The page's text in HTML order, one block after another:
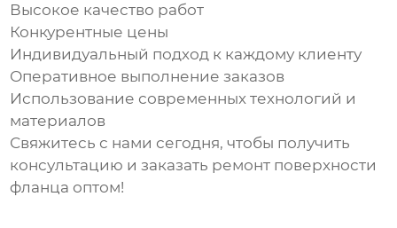
Высокое качество работ
Конкурентные цены
Индивидуальный подход к каждому клиенту
Оперативное выполнение заказов
Использование современных технологий и
материалов
Свяжитесь с нами сегодня, чтобы получить
консультацию и заказать ремонт поверхности
фланца оптом!